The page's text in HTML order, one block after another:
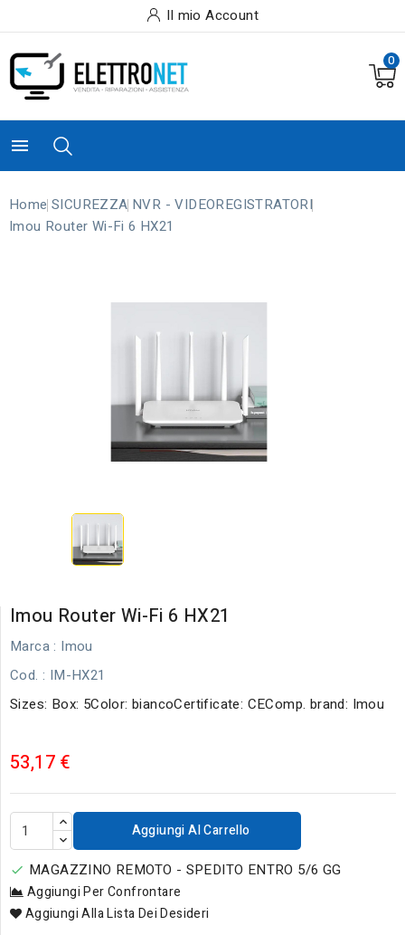
Il mio Account
0

Home SICUREZZA NVR - VIDEOREGISTRATORI
Imou Router Wi-Fi 6 HX21
Imou Router Wi-Fi 6 HX21
Marca : Imou
Cod. : IM-HX21
Sizes: Box: 5Color: biancoCertificate: CEComp. brand: Imou
53,17 €
Aggiungi Al Carrello
 MAGAZZINO REMOTO - SPEDITO ENTRO 5/6 GG
Aggiungi Per Confrontare
Aggiungi Alla Lista Dei Desideri